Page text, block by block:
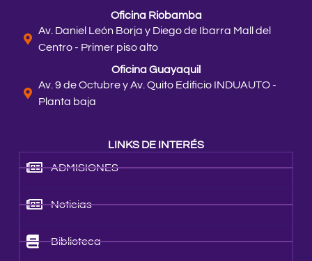
LINKS DE INTERÉS
ADMISIONES
Noticias
Biblioteca
Oficina Riobamba
Av. Daniel León Borja y Diego de Ibarra Mall del
Centro - Primer piso alto
Oficina Guayaquil
Av. 9 de Octubre y Av. Quito Edificio INDUAUTO -
Planta baja